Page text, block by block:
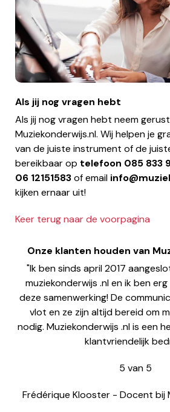
Als jij nog vragen hebt
Als jij nog vragen hebt neem
Muziekonderwijs.nl. Wij helpen je
van de juiste instrument of de
bereikbaar op telefoon 085 833
06 12151583of email
kijken ernaar uit!
Keer terug naar de voorpagina
Onze klanten houden van
"Ik ben sinds april 2017
muziekonderwijs .nl en ik ben
deze samenwerking! De
vlot en ze zijn altijd bereid om
nodig. Muziekonderwijs .nl is een
klantvriendelijk
5 van 5
Frédérique Klooster - Docent bij